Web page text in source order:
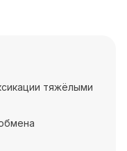
тяжёлыми